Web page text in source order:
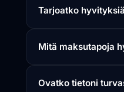
Tarjoatko
Mitä maksutapoja
Ovatko tietoni